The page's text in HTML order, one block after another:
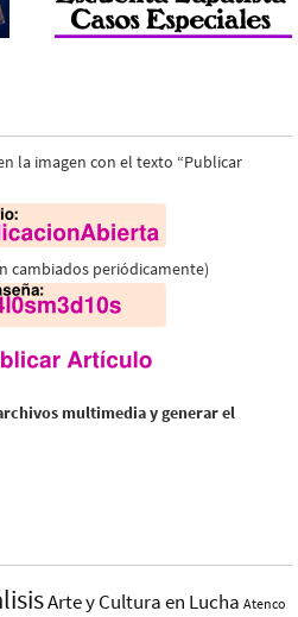
en la imagen con el texto “Publicar
cambiados periódicamente)
multimedia y generar el
Arte y Cultura en Lucha Atenco